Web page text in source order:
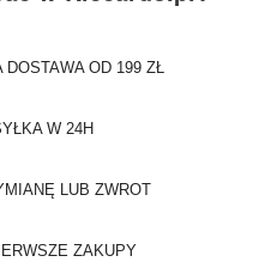
DOSTAWA OD 199 ZŁ
W 24H
LUB ZWROT
ZAKUPY